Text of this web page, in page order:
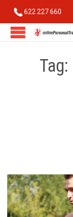
622 227 660
Tag: